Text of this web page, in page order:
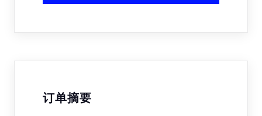
订单摘要